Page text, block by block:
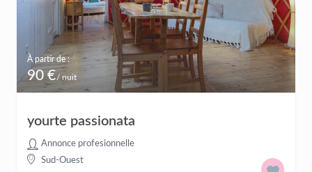
À partir de :
90 €/ nuit
yourte passionata
Annonce profesionnelle
Sud-Ouest